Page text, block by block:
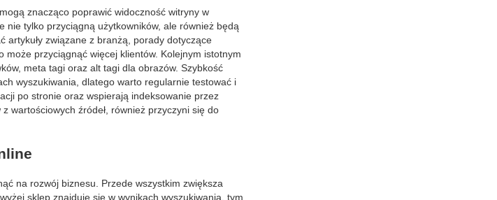
znacząco poprawić widoczność witryny w
nie tylko przyciągną użytkowników, ale również będą
artykuły związane z branżą, porady dotyczące
przyciągnąć więcej klientów. Kolejnym istotnym
meta tagi oraz alt tagi dla obrazów. Szybkość
wyszukiwania, dlatego warto regularnie testować i
po stronie oraz wspierają indeksowanie przez
wartościowych źródeł, również przyczyni się do
na rozwój biznesu. Przede wszystkim zwiększa
sklep znajduje się w wynikach wyszukiwania, tym